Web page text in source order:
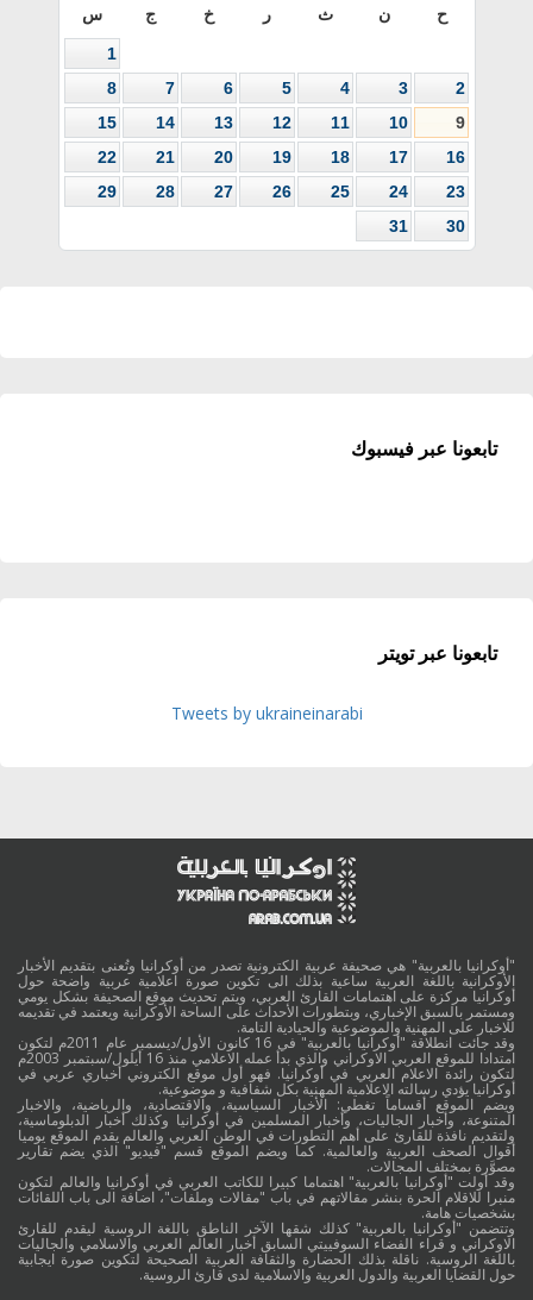
ح ن ث ر خ ج س
1
2
3
4
5
6
7
8
9
10
11
12
13
14
15
16
17
18
19
20
21
22
23
24
25
26
27
28
29
30
31
تابعونا عبر فيسبوك
تابعونا عبر تويتر
Tweets by ukraineinarabi
"أوكرانيا بالعربية" هي صحيفة عربية الكترونية تصدر من أوكرانيا وتُعنى بتقديم الأخبار
الأوكرانية باللغة العربية ساعية بذلك الى تكوين صورة اعلامية عربية واضحة حول
أوكرانيا مركزة على اهتمامات القارئ العربي، ويتم تحديث موقع الصحيفة بشكل يومي
ومستمر بالسبق الإخباري، وبتطورات الأحداث على الساحة الأوكرانية ويعتمد في تقديمه
للاخبار على المهنية والموضوعية والحيادية التامة.
وقد جائت انطلاقة "أوكرانيا بالعربية" في 16 كانون الأول/ديسمبر عام 2011م لتكون
امتدادا للموقع العربي الاوكراني والذي بدأ عمله الاعلامي منذ 16 أيلول/سبتمبر 2003م
لتكون رائدة الاعلام العربي في أوكرانيا. فهو أول موقع الكتروني أخباري عربي في
أوكرانيا يؤدي رسالته الاعلامية المهنية بكل شفافية و موضوعية.
ويضم الموقع أقساماً تغطي: الأخبار السياسية، والاقتصادية، والرياضية، والاخبار
المتنوعة، وأخبار الجاليات، وأخبار المسلمين في أوكرانيا وكذلك أخبار الدبلوماسية،
ولتقديم نافذة للقارئ على أهم التطورات في الوطن العربي والعالم يقدم الموقع يوميا
أقوال الصحف العربية والعالمية. كما ويضم الموقع قسم "فيديو" الذي يضم تقارير
مصوَّرة بمختلف المجالات.
وقد أولت "أوكرانيا بالعربية" اهتماما كبيرا للكاتب العربي في أوكرانيا والعالم لتكون
منبرا للاقلام الحرة بنشر مقالاتهم في باب "مقالات وملفات"، اضافة الى باب اللقائات
بشخصيات هامة.
وتتضمن "أوكرانيا بالعربية" كذلك شقها الآخر الناطق باللغة الروسية ليقدم للقارئ
الاوكراني و قراء الفضاء السوفييتي السابق أخبار العالم العربي والاسلامي والجاليات
باللغة الروسية. ناقلة بذلك الحضارة والثقافة العربية الصحيحة لتكوين صورة ايجابية
حول القضايا العربية والدول العربية والاسلامية لدى قارئ الروسية.